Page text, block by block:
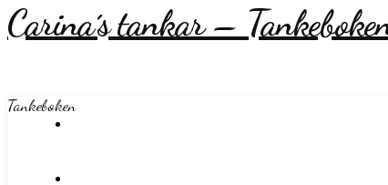
Carina´s tankar –
Tankeboken